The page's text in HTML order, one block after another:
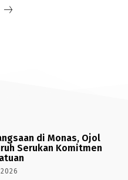
di Monas, Ojol
Serukan Komitmen